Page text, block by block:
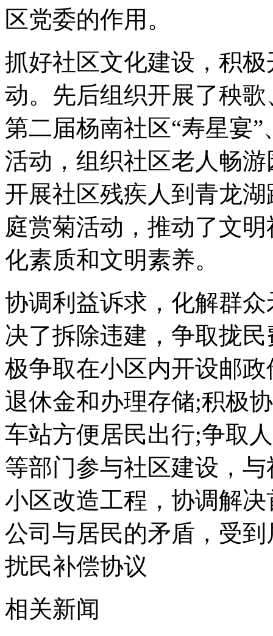
区党委的作用。
抓好社区文化建设，积
动。先后组织开展了秧
第二届杨南社区“寿星宴
活动，组织社区老人畅
开展社区残疾人到青龙
庭赏菊活动，推动了文
化素质和文明素养。
协调利益诉求，化解群
决了拆除违建，争取拢
极争取在小区内开设邮
退休金和办理存储;积极
车站方便居民出行;争取
等部门参与社区建设，
小区改造工程，协调解
公司与居民的矛盾，受
扰民补偿协议
相关新闻